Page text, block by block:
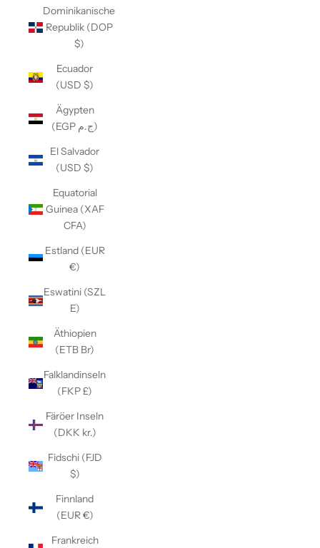
Dominikanische
Republik (DOP
$)
Ecuador
(USD $)
Ägypten
(EGP ج.م)
El Salvador
(USD $)
Equatorial
Guinea (XAF
CFA)
Estland (EUR
€)
Eswatini (SZL
E)
Äthiopien
(ETB Br)
Falklandinseln
(FKP £)
Färöer Inseln
(DKK kr.)
Fidschi (FJD
$)
Finnland
(EUR €)
Frankreich